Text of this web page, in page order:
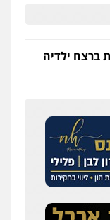
ברצח ילדיה